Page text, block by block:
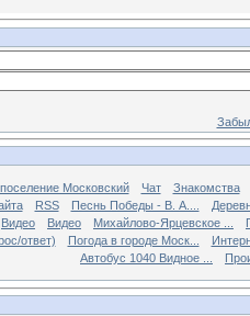
поселение Московский Чат
Знакомства
RSS Песнь Победы - В. А....
Видео Видео Михайлово-Ярцевское ...
ответ) Погода в городе Моск...
Автобус 1040 Видное ...